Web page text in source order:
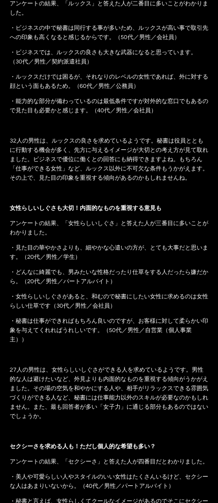
アンケートの結果、「ルックス」と答えた人が二番目に多いことがわかりま
した。
・ビジネスの中で秘書は同行する事が多いため、ルックスが高い事で取引先
への印象も高くなると感じるからです。（50代／男性／会社員）
・ビジネスでは、ルックスの良さも大きな武器になると思っています。
（30代／男性／契約派遣社員）
・ルックスだけでは困るが、それなりのレベルの女性であれば、外に対する
顔という面もあるため。（60代／男性／公務員）
・能力的な部分が備わっているのは最低条件ですが対外的な窓口でもあるの
で見た目も必要かと感じます。（40代／男性／会社員）
32人の男性は、ルックスの良さを求めているようです。秘書は役員ととも
に行動する機会が多く、先方に与えるイメージが大切との考え方が見て取れ
ました。ビジネスで優位に働くとの回答にも納得できますよね。もちろん
「仕事ができる女性」など、ルックス以外に不可欠な条件もうかがえます。
その上で、見た目の印象を重視する傾向があるのかもしれませんね。
女性らしいしぐさも大切！内面的なものを重視する意見も
アンケートの結果、「女性らしいしぐさ」と答えた人が三番目に多いことが
わかりました。
・見た目の華やかさよりも、細やかな心遣いの方が、とても大事だと思いま
す。（20代／男性／学生）
・どんなに綺麗でも、男みたいな性格だったり仕草をする人だったら嫌だか
ら。（20代／男性／パートアルバイト）
・女性らしいしぐさがあると、和むので秘書にしたい女性に求めるのは女性
らしい仕草です（30代／男性／会社員）
・秘書は仕事ができればもちろん良いのですが、お客様に対して柔らかい印
象を与えてくれればうれしいです。（50代／男性／自営業（個人事業
主））
27人の男性は、女性らしいしぐさができる人を求めているようです。男性
的な人は避けたいなど、外見よりも内面的なものを重視する傾向がうかがえ
ました。その場の空気を和やかにする人や、相手がリラックスできる雰囲気
づくりができる人など、秘書には仕事能力以外のスキルが必要なのかもしれ
ません。また、最も回答者が多い「女子力」に通じる部分もあるのではない
でしょうか。
セクシーさを求める人も！ただし個人的な希望も多い？
アンケートの結果、「セクシーさ」と答えた人が四番目だとわかりました。
・美人や可愛らしい人やスタイルのいい女性はたくさんいるけど、セクシー
な人はあまりいないから。（40代／男性／パートアルバイト）
・秘書と言えば、女性らしくてクールなイメージがあるのでそこにセクシー